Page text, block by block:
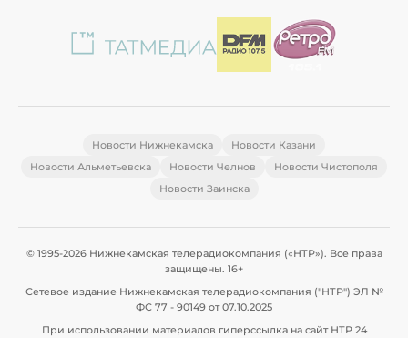
Новости Нижнекамска
Новости Казани
Новости Альметьевска
Новости Челнов
Новости Чистополя
Новости Заинска
© 1995-2026 Нижнекамская телерадиокомпания («НТР»). Все права
защищены. 16+
Сетевое издание Нижнекамская телерадиокомпания ("НТР") ЭЛ №
ФС 77 - 90149 от 07.10.2025
При использовании материалов гиперссылка на сайт НТР 24